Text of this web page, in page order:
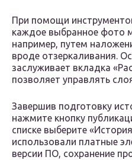
При помощи
каждое выбранное фото
например, путем
вроде отзеркаливания.
заслуживает вкладка
позволяет управлять
Завершив подготовку
нажмите кнопку
списке выберите
использовали платные
версии ПО, сохранение